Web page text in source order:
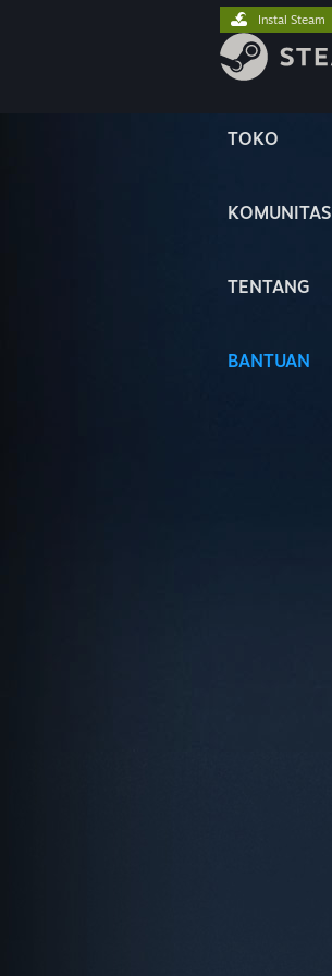
TOKO
KOMUNITAS
TENTANG
BANTUAN
Instal Steam